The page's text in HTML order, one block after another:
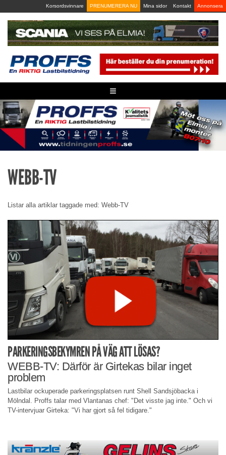
to
content
Korsordsvinnare PRENUMERERA NU Mina sidor Kontakt Annonsera
≡
WEBB-TV
Listar alla artiklar taggade med: Webb-TV
PARKERINGSBEKYMREN PÅ VÄG ATT LÖSAS?
WEBB-TV: Därför är Girtekas bilar inget
problem
Lastbilar ockuperade parkeringsplatsen runt Shell Sandsjöbacka i
Mölndal. Proffs talar med Vlantanas chef: "Det visste jag inte." Och vi
TV-intervjuar Girteka: "Vi har gjort så fel tidigare."